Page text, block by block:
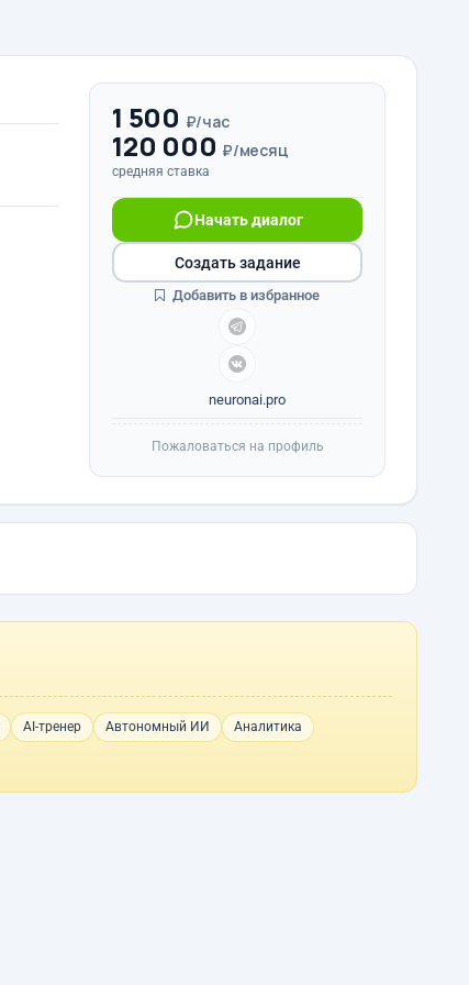
1 500 ₽/час
120 000 ₽/месяц
средняя ставка
Начать диалог
neuronai.pro
Создать задание
Добавить в избранное
Пожаловаться на профиль
AI-тренер Автономный ИИ
Аналитика